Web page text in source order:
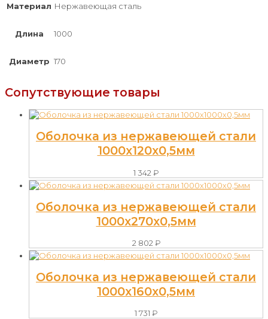
Материал Нержавеющая сталь
Длина 1000
Диаметр 170
Сопутствующие товары
Оболочка из нержавеющей стали
1000х120х0,5мм
1 342 ₽
Оболочка из нержавеющей стали
1000х270х0,5мм
2 802 ₽
Оболочка из нержавеющей стали
1000х160х0,5мм
1 731 ₽